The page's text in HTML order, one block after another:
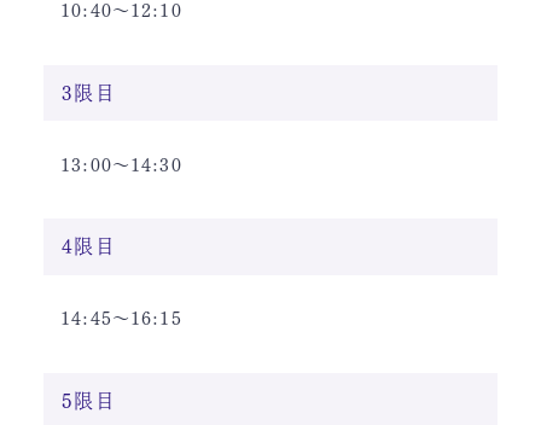
10:40〜12:10
3限目
13:00〜14:30
4限目
14:45〜16:15
5限目